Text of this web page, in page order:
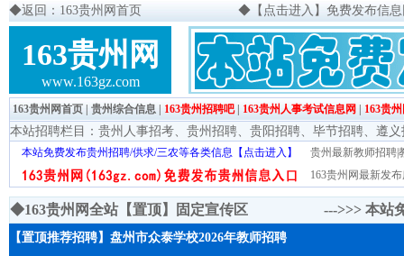
◆返回：163贵州网首页 ◆ 【点击进入】免费发布信
163贵州网
www.163gz.com
163贵州网首页 贵州综合信息 163贵州招聘吧| 163贵州人事考试信息网 163贵
本站招聘栏目： 贵州人事招考、 贵州招聘、 贵阳招聘、 毕节招聘、 遵义
本站免费发布贵州招聘/供求/三农等各类信息【点击进入】
贵州最新教师招聘|
163贵州网最新发
◆163贵州网全站【置顶】固定宣传区 --->>> 本站
【置顶推荐招聘】盘州市众泰学校2026年教师招聘